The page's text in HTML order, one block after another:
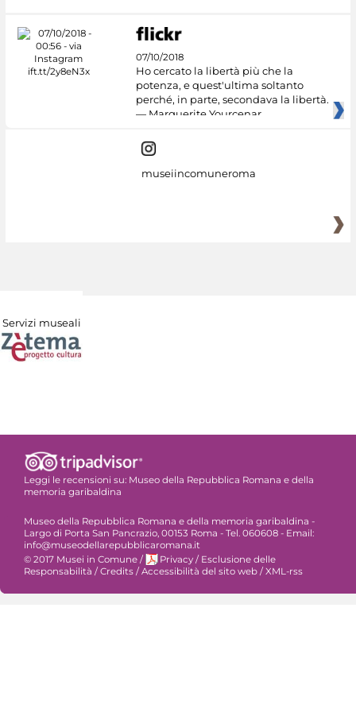
07/10/2018
Ho cercato la libertà più che la
potenza, e quest'ultima soltanto
perché, in parte, secondava la libertà.
— Marguerite Yourcenar
museiincomuneroma
Servizi museali
Leggi le recensioni su: Museo della Repubblica Romana e della
memoria garibaldina
Museo della Repubblica Romana e della memoria garibaldina -
Largo di Porta San Pancrazio, 00153 Roma - Tel. 060608 - Email:
info@museodellarepubblicaromana.it
© 2017 Musei in Comune / Privacy / Esclusione delle
Responsabilità / Credits / Accessibilità del sito web / XML-rss